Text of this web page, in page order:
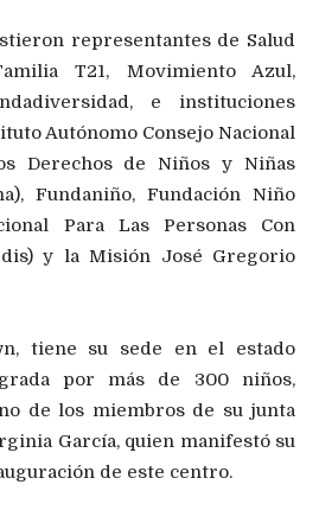
representantes de Salud
T21, Movimiento Azul,
e instituciones
Autónomo Consejo Nacional
Derechos de Niños y Niñas
Fundaniño, Fundación Niño
Para Las Personas Con
y la Misión José Gregorio
tiene su sede en el estado
por más de 300 niños,
de los miembros de su junta
García, quien manifestó su
de este centro.